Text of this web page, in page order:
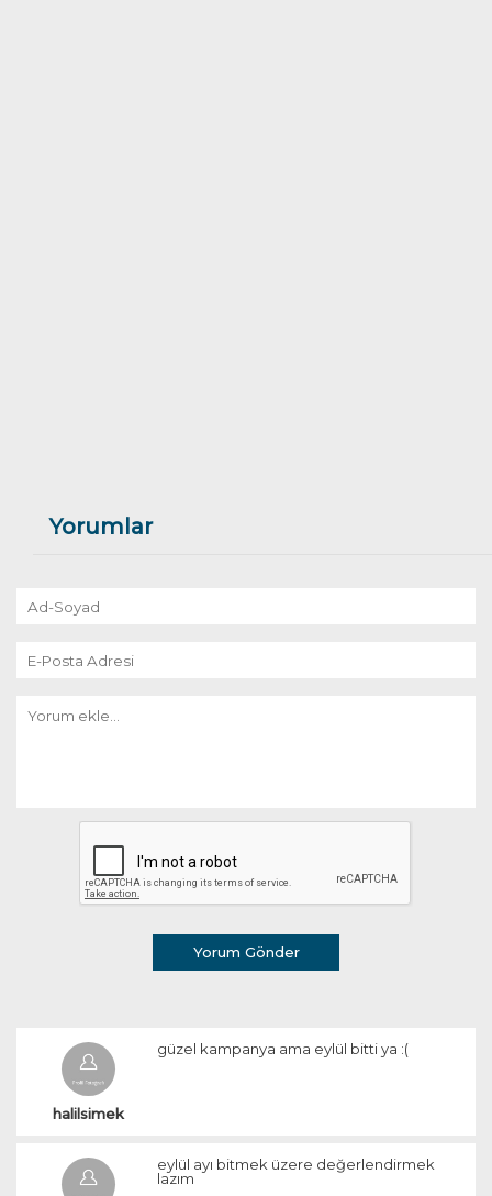
Yorumlar
Yorum Gönder
halilsimek
güzel kampanya ama eylül bitti ya :(
eylül ayı bitmek üzere değerlendirmek
lazım